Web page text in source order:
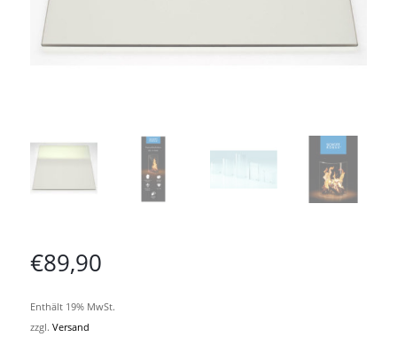
€89,90
Enthält 19% MwSt.
zzgl. Versand